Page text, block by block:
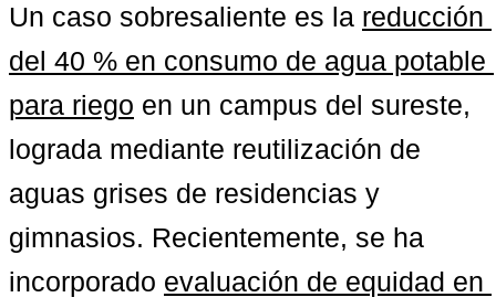
Un caso sobresaliente es la reducción
del 40 % en consumo de agua potable
para riego en un campus del sureste,
lograda mediante reutilización de
aguas grises de residencias y
gimnasios. Recientemente, se ha
incorporado evaluación de equidad en